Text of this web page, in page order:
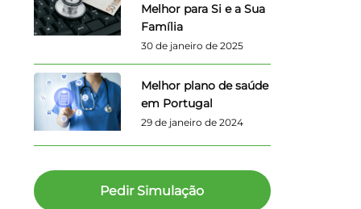
Melhor para Si e a Sua
Família
30 de janeiro de 2025
Melhor plano de saúde
em Portugal
29 de janeiro de 2024
Pedir Simulação